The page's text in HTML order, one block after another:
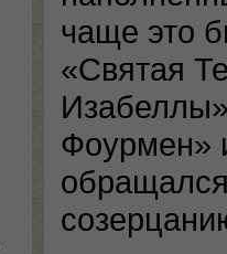
чаще это
«Святая
Фоурмен»